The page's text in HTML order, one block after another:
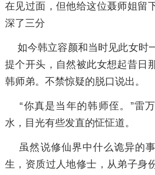
在见过面，但他给这位聂师姐留
深了三分
如今韩立容颜和当时见此女时
提个开头，自然被此女想起昔日
韩师弟。不禁惊疑的脱口说出。
“你真是当年的韩师侄。”雷
水，目光有些发直的怔怔道。
虽然说修仙界中什么诡异的
生，资质过人地修士，从弟子身